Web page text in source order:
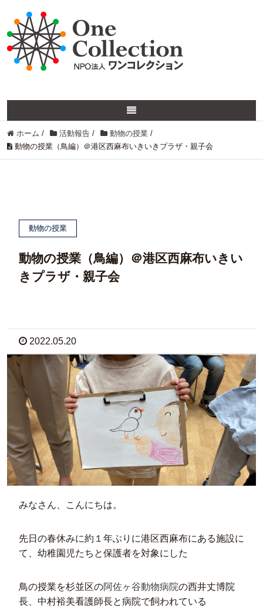
ホーム / 活動報告 / 動物の授業 /
動物の授業（鳥編）＠港区西麻布いきいきプラザ・親子会
動物の授業
動物の授業（鳥編）＠港区西麻布いきい
きプラザ・親子会
2022.05.20
みなさん、こんにちは。
先日の春休みに約１年ぶりに港区西麻布にある施設に
て、幼稚園児たちと保護者を対象にした
鳥の授業を杉並区の阿佐ヶ谷動物病院の西井丈博院
長、中村裕美看護師長と病院で飼われている